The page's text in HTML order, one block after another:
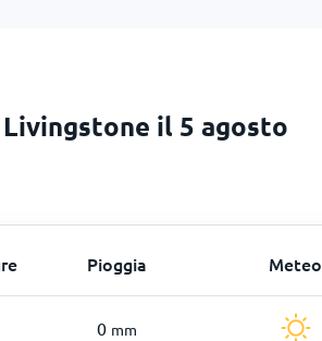
il 5 agosto
Pioggia Meteo
0 mm